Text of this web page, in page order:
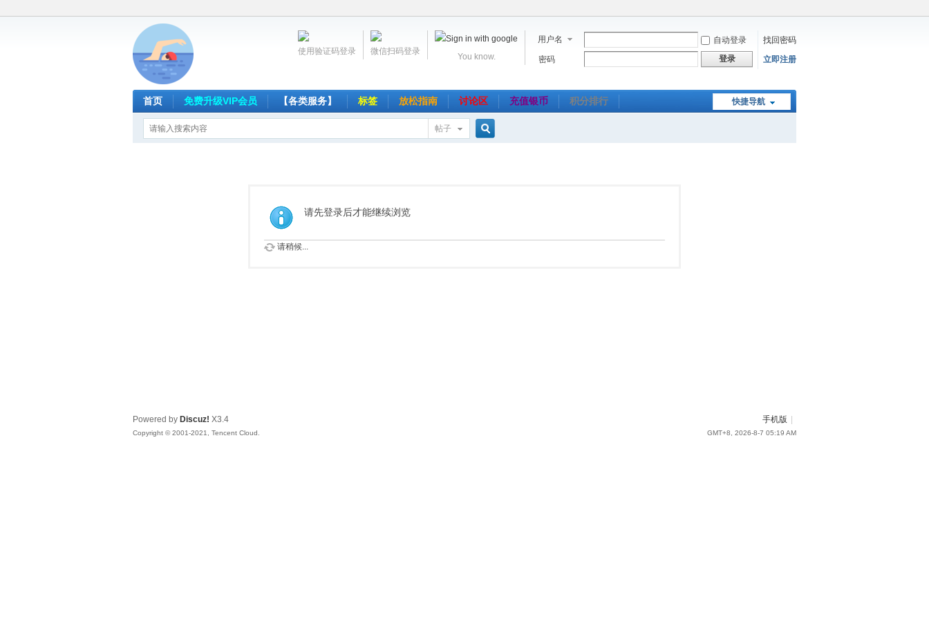
用户名 自动登录
找回密码
密码
登录 立即注册
You know.
微信扫码登录
使用验证码登录
快捷导航
首页 免费升级VIP会员 【各类服务】 标签 放松指南 讨论区 充值银币 积分排行
帖子
请先登录后才能继续浏览
请稍候...
手机版
GMT+8, 2026-8-7 05:19 AM
Powered by Discuz! X3.4
Copyright © 2001-2021, Tencent Cloud.